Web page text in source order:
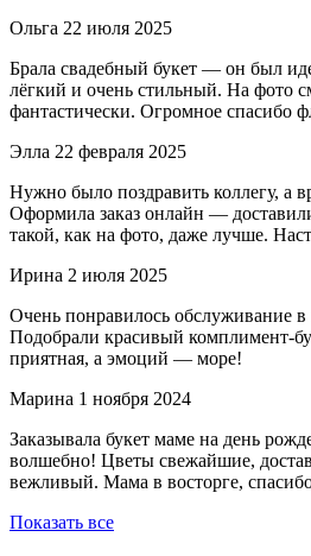
Ольга 22 июля 2025
Брала свадебный букет — он был
лёгкий и очень стильный. На фото
фантастически. Огромное спасибо
Элла 22 февраля 2025
Нужно было поздравить коллегу, а
Оформила заказ онлайн —
такой, как на фото, даже лучше.
Ирина 2 июля 2025
Очень понравилось обслуживание
Подобрали красивый комплимент-
приятная, а эмоций — море!
Марина 1 ноября 2024
Заказывала букет маме на день
волшебно! Цветы свежайшие,
вежливый. Мама в восторге,
Показать все